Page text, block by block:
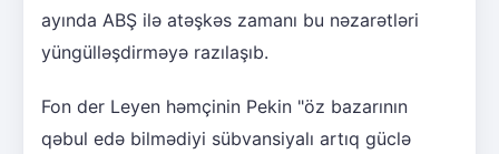
ayında ABŞ ilə atəşkəs zamanı bu nəzarətləri
yüngülləşdirməyə razılaşıb.
Fon der Leyen həmçinin Pekin "öz bazarının
qəbul edə bilmədiyi sübvansiyalı artıq güclə